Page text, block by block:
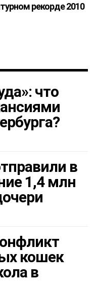
рекорде 2010
что
в
1,4 млн
кошек
в